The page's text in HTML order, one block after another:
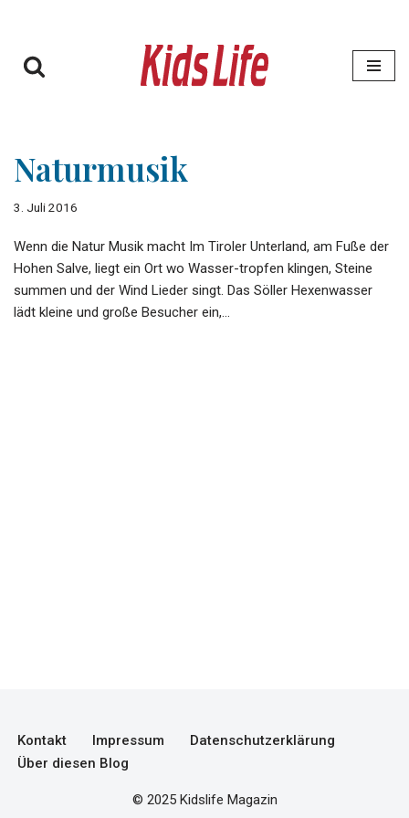
Inhalt
Naturmusik
3. Juli 2016
Wenn die Natur Musik macht Im Tiroler Unterland, am Fuße der
Hohen Salve, liegt ein Ort wo Wasser-tropfen klingen, Steine
summen und der Wind Lieder singt. Das Söller Hexenwasser
lädt kleine und große Besucher ein,…
Kontakt Impressum
Datenschutzerklärung
Über diesen Blog
© 2025 Kidslife Magazin